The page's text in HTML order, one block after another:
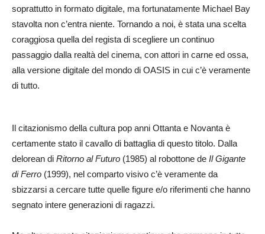
soprattutto in formato digitale, ma fortunatamente Michael Bay
stavolta non c’entra niente. Tornando a noi, è stata una scelta
coraggiosa quella del regista di scegliere un continuo
passaggio dalla realtà del cinema, con attori in carne ed ossa,
alla versione digitale del mondo di OASIS in cui c’è veramente
di tutto.
Il citazionismo della cultura pop anni Ottanta e Novanta è
certamente stato il cavallo di battaglia di questo titolo. Dalla
delorean di Ritorno al Futuro (1985) al robottone de Il Gigante
di Ferro (1999), nel comparto visivo c’è veramente da
sbizzarsi a cercare tutte quelle figure e/o riferimenti che hanno
segnato intere generazioni di ragazzi.